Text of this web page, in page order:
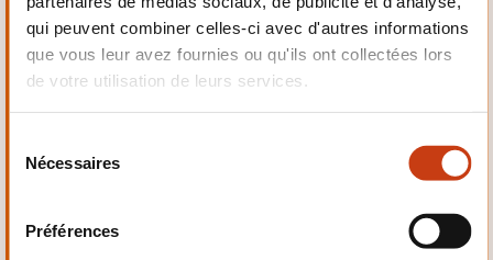
qui peuvent combiner celles-ci avec d'autres informations
que vous leur avez fournies ou qu'ils ont collectées lors
de votre utilisation de leurs services.
Nécessaires
Préférences
Electrotechnique,
Automatismes